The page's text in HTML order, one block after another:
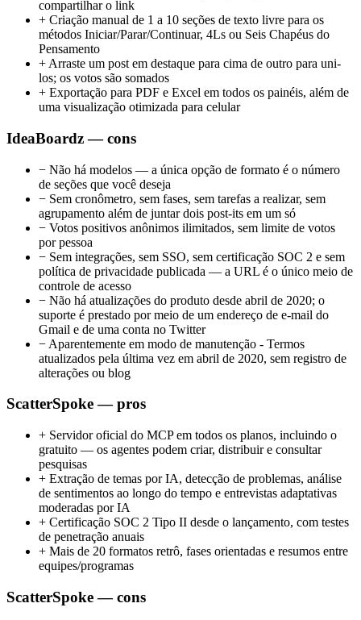
compartilhar o link
+ Criação manual de 1 a 10 seções de texto livre para os
métodos Iniciar/Parar/Continuar, 4Ls ou Seis Chapéus do
Pensamento
+ Arraste um post em destaque para cima de outro para uni-
los; os votos são somados
+ Exportação para PDF e Excel em todos os painéis, além de
uma visualização otimizada para celular
IdeaBoardz — cons
− Não há modelos — a única opção de formato é o número
de seções que você deseja
− Sem cronômetro, sem fases, sem tarefas a realizar, sem
agrupamento além de juntar dois post-its em um só
− Votos positivos anônimos ilimitados, sem limite de votos
por pessoa
− Sem integrações, sem SSO, sem certificação SOC 2 e sem
política de privacidade publicada — a URL é o único meio de
controle de acesso
− Não há atualizações do produto desde abril de 2020; o
suporte é prestado por meio de um endereço de e-mail do
Gmail e de uma conta no Twitter
− Aparentemente em modo de manutenção - Termos
atualizados pela última vez em abril de 2020, sem registro de
alterações ou blog
ScatterSpoke — pros
+ Servidor oficial do MCP em todos os planos, incluindo o
gratuito — os agentes podem criar, distribuir e consultar
pesquisas
+ Extração de temas por IA, detecção de problemas, análise
de sentimentos ao longo do tempo e entrevistas adaptativas
moderadas por IA
+ Certificação SOC 2 Tipo II desde o lançamento, com testes
de penetração anuais
+ Mais de 20 formatos retrô, fases orientadas e resumos entre
equipes/programas
ScatterSpoke — cons